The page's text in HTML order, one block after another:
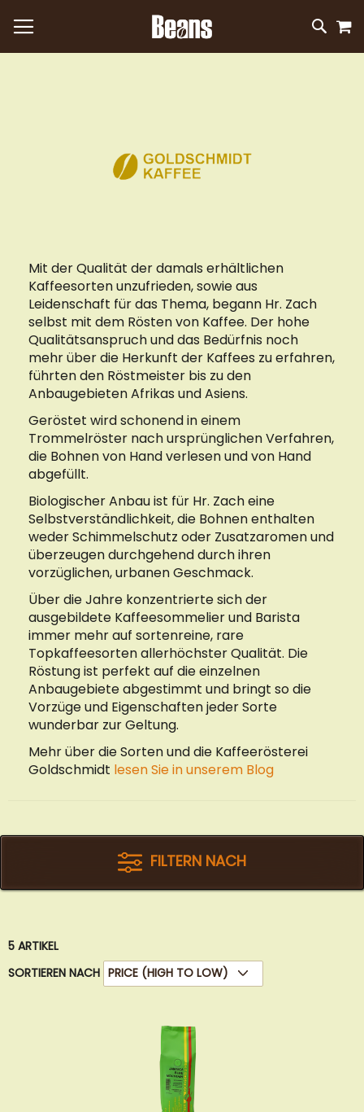
DIREKT
ZUM
INHALT
Mit der Qualität der damals erhältlichen
Kaffeesorten unzufrieden, sowie aus
Leidenschaft für das Thema, begann Hr. Zach
selbst mit dem Rösten von Kaffee. Der hohe
Qualitätsanspruch und das Bedürfnis noch
mehr über die Herkunft der Kaffees zu erfahren,
führten den Röstmeister bis zu den
Anbaugebieten Afrikas und Asiens.
Geröstet wird schonend in einem
Trommelröster nach ursprünglichen Verfahren,
die Bohnen von Hand verlesen und von Hand
abgefüllt.
Biologischer Anbau ist für Hr. Zach eine
Selbstverständlichkeit, die Bohnen enthalten
weder Schimmelschutz oder Zusatzaromen und
überzeugen durchgehend durch ihren
vorzüglichen, urbanen Geschmack.
Über die Jahre konzentrierte sich der
ausgebildete Kaffeesommelier und Barista
immer mehr auf sortenreine, rare
Topkaffeesorten allerhöchster Qualität. Die
Röstung ist perfekt auf die einzelnen
Anbaugebiete abgestimmt und bringt so die
Vorzüge und Eigenschaften jeder Sorte
wunderbar zur Geltung.
Mehr über die Sorten und die Kaffeerösterei
Goldschmidt lesen Sie in unserem Blog
5 ARTIKEL
SORTIEREN NACH
FILTERN NACH